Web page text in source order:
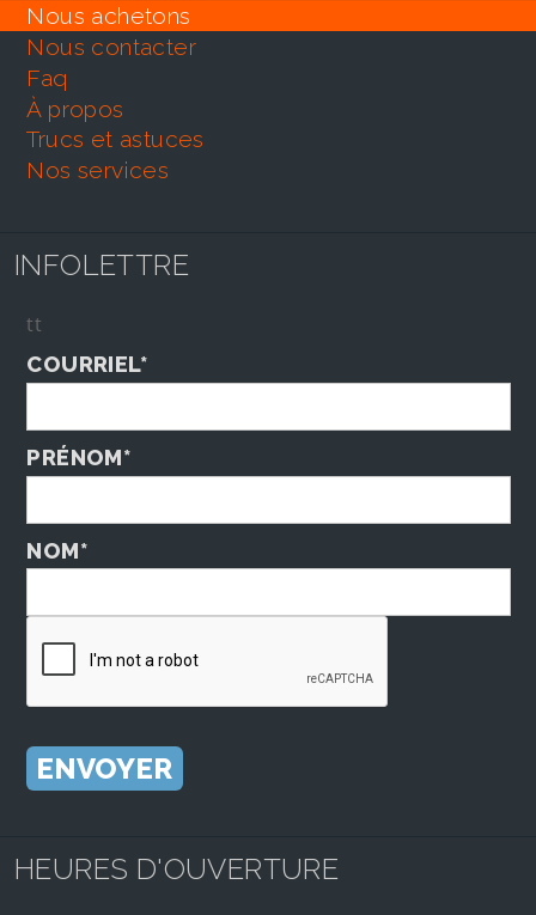
nous achetons
nous contacter
faq
À propos
trucs et astuces
nos services
INFOLETTRE
tt
COURRIEL*
PRÉNOM*
NOM*
HEURES D'OUVERTURE